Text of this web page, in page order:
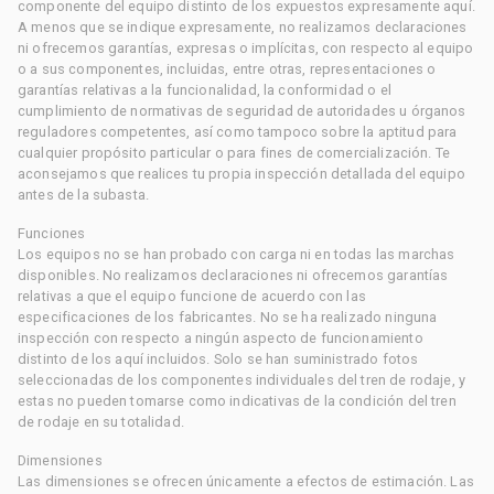
componente del equipo distinto de los expuestos expresamente aquí.
A menos que se indique expresamente, no realizamos declaraciones
ni ofrecemos garantías, expresas o implícitas, con respecto al equipo
o a sus componentes, incluidas, entre otras, representaciones o
garantías relativas a la funcionalidad, la conformidad o el
cumplimiento de normativas de seguridad de autoridades u órganos
reguladores competentes, así como tampoco sobre la aptitud para
cualquier propósito particular o para fines de comercialización. Te
aconsejamos que realices tu propia inspección detallada del equipo
antes de la subasta.
Funciones
Los equipos no se han probado con carga ni en todas las marchas
disponibles. No realizamos declaraciones ni ofrecemos garantías
relativas a que el equipo funcione de acuerdo con las
especificaciones de los fabricantes. No se ha realizado ninguna
inspección con respecto a ningún aspecto de funcionamiento
distinto de los aquí incluidos. Solo se han suministrado fotos
seleccionadas de los componentes individuales del tren de rodaje, y
estas no pueden tomarse como indicativas de la condición del tren
de rodaje en su totalidad.
Dimensiones
Las dimensiones se ofrecen únicamente a efectos de estimación. Las